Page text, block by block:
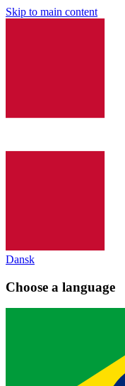
Skip to main content
Dansk
Choose a language